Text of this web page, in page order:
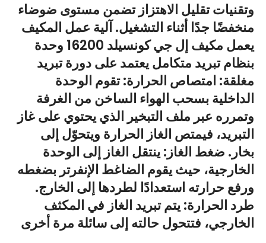
وتقنيات تقليل الاهتزاز تضمن مستوى ضوضاء
منخفضًا جدًا أثناء التشغيل. آلية عمل المكيف
يعمل مكيف إل جي كونسيلد 16200 وحدة
بنظام تبريد متكامل يعتمد على دورة تبريد
مغلقة: امتصاص الحرارة: تقوم الوحدة
الداخلية بسحب الهواء الساخن من الغرفة
وتمرره عبر ملف التبخير الذي يحتوي على غاز
التبريد، فيمتص الغاز الحرارة ويتحوّل إلى
بخار. ضغط الغاز: ينتقل الغاز إلى الوحدة
الخارجية، حيث يقوم الضاغط الإنفرتر بضغطه
ورفع حرارته استعدادًا لطردها إلى الخارج.
طرد الحرارة: يتم تبريد الغاز في المكثف
الخارجي، فتتحول حالته إلى سائلة مرة أخرى